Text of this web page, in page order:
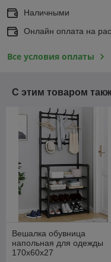
Наличными
Онлайн оплата на
Все условия оплаты
С этим товаром
Вешалка обувница
напольная для одежды
170х60х27